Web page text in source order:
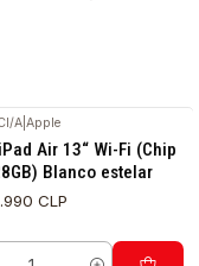
A |Apple
Air 13“ Wi-Fi (Chip
Blanco estelar
CLP